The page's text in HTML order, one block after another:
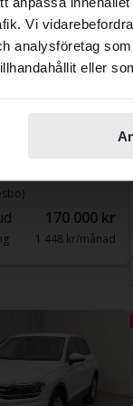
Vi
analysföretag
eller
170 000 kr
1 448 kr/månad
all the same
Continue in